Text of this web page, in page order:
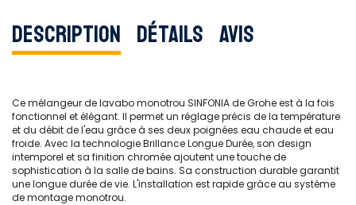
Description Détails Avis
Ce mélangeur de lavabo monotrou SINFONIA de Grohe est à la fois
fonctionnel et élégant. Il permet un réglage précis de la température
et du débit de l'eau grâce à ses deux poignées eau chaude et eau
froide. Avec la technologie Brillance Longue Durée, son design
intemporel et sa finition chromée ajoutent une touche de
sophistication à la salle de bains. Sa construction durable garantit
une longue durée de vie. L'installation est rapide grâce au système
de montage monotrou.